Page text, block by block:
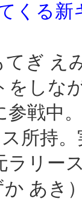
くる
えみ
しなが
参戦中
持。
ラリー
あき